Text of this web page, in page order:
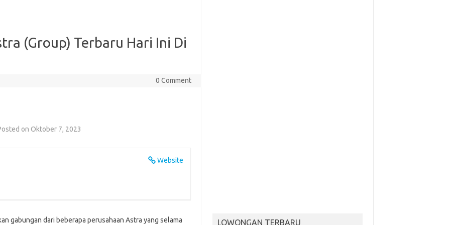
(Group) Terbaru Hari Ini Di
0 Comment
on Oktober 7, 2023
Website
gabungan dari beberapa perusahaan Astra yang selama
LOWONGAN TERBARU